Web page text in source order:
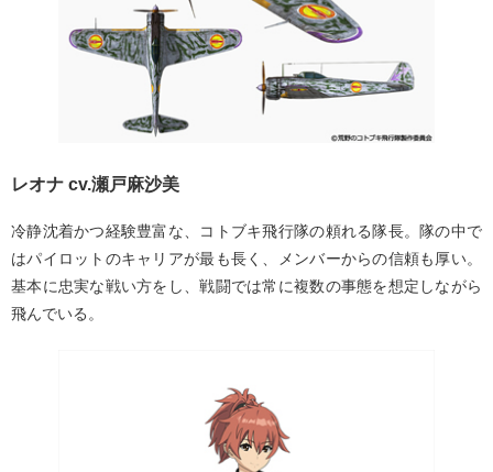
レオナ cv.瀬戸麻沙美
冷静沈着かつ経験豊富な、コトブキ飛行隊の頼れる隊長。隊の中で
はパイロットのキャリアが最も長く、メンバーからの信頼も厚い。
基本に忠実な戦い方をし、戦闘では常に複数の事態を想定しながら
飛んでいる。